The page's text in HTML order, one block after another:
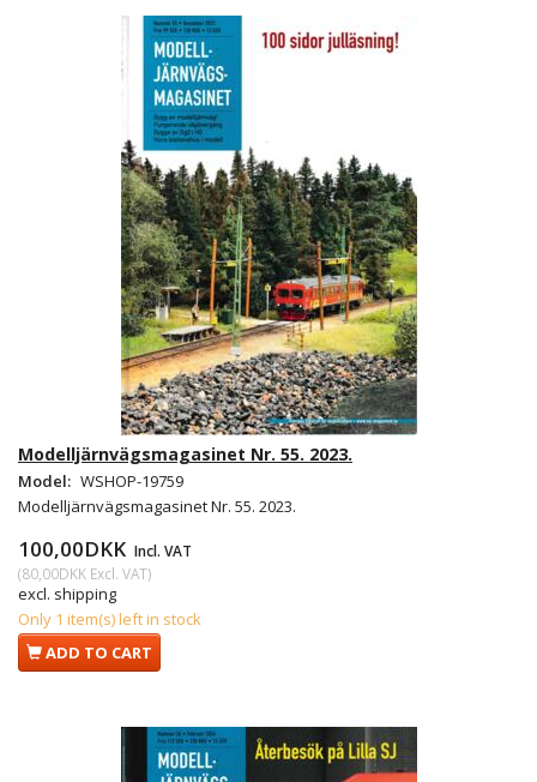
Modelljärnvägsmagasinet Nr. 55. 2023.
Model: WSHOP-19759
Modelljärnvägsmagasinet Nr. 55. 2023.
100,00DKK Incl. VAT
(80,00DKK Excl. VAT)
excl. shipping
Only 1 item(s) left in stock
ADD TO CART